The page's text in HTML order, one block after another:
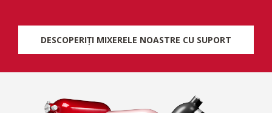
DESCOPERIȚI MIXERELE NOASTRE CU SUPORT